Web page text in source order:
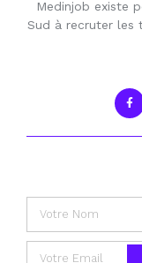
Medinjob existe
Sud à recruter les